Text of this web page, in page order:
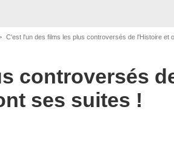
C'est l'un des films les plus controversés de l'Histoire et
controversés
ses suites !